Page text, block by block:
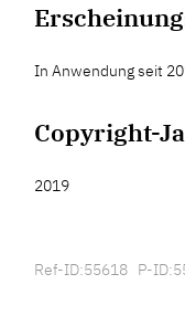
In Anwendung seit
Copyright-
2019
Ref-ID:55618 P-